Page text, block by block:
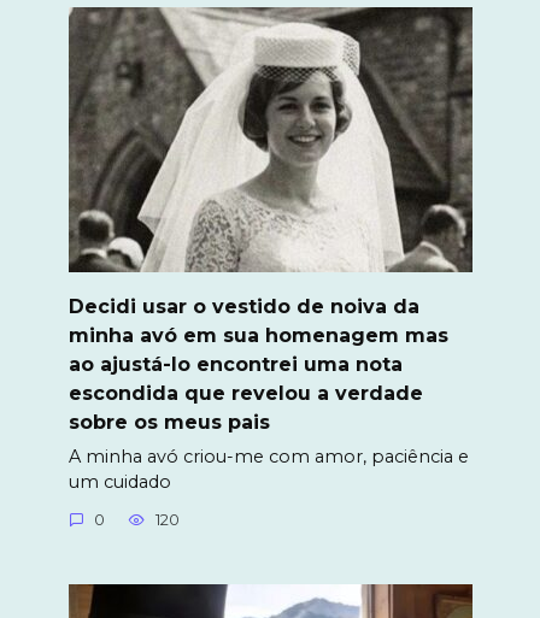
Decidi usar o vestido de noiva da
minha avó em sua homenagem mas
ao ajustá-lo encontrei uma nota
escondida que revelou a verdade
sobre os meus pais
A minha avó criou-me com amor, paciência e
um cuidado
0 120